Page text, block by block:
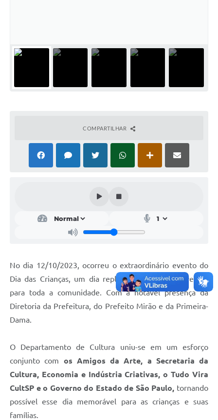
Links
Perguntas Frequentes
COMPARTILHAR
No dia 12/10/2023, ocorreu o extraordinário evento do
Dia das Crianças, um dia repleto de alegria e diversão
para toda a comunidade. Com a notável presença da
Diretoria da Prefeitura, do Prefeito Mirão e da Primeira-
Dama.
O Departamento de Cultura uniu-se em um esforço
conjunto com os Amigos da Arte, a Secretaria da
Cultura, Economia e Indústria Criativas, o Tudo Vira
CultSP e o Governo do Estado de São Paulo, tornando
possível esse dia memorável para as crianças e suas
famílias.